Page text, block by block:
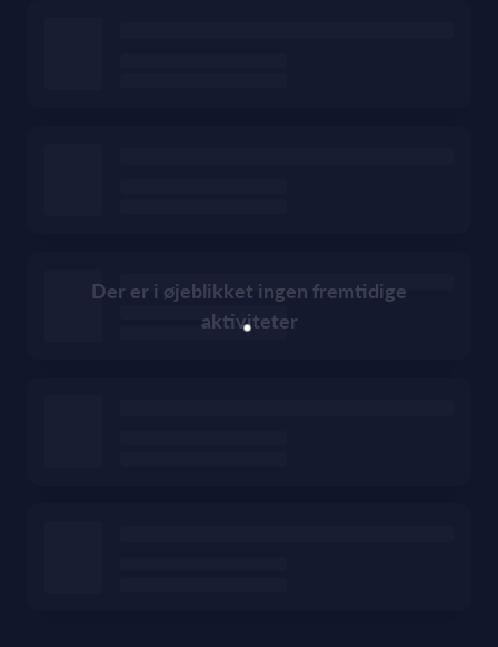
Der er i øjeblikket ingen fremtidige
aktiviteter